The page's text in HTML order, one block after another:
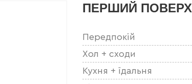
ПЕРШИЙ ПОВЕРХ
Передпокій
Хол + сходи
Кухня + їдальня